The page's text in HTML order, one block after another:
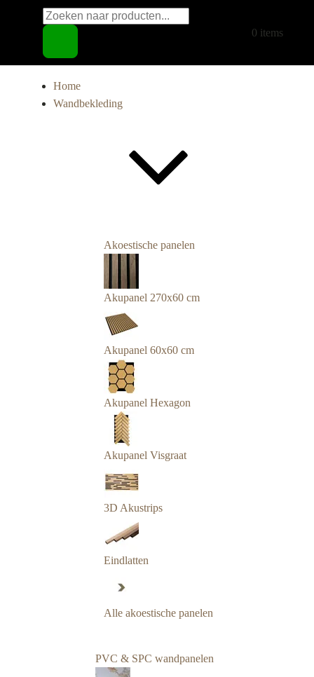
Producten
zoeken
0 items
Home
Wandbekleding
Akoestische panelen
Akupanel 270x60 cm
Akupanel 60x60 cm
Akupanel Hexagon
Akupanel Visgraat
3D Akustrips
Eindlatten
Alle akoestische panelen
PVC & SPC wandpanelen